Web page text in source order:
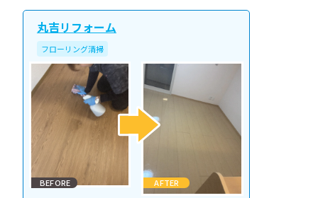
丸吉リフォーム
フローリング清掃
BEFORE AFTER